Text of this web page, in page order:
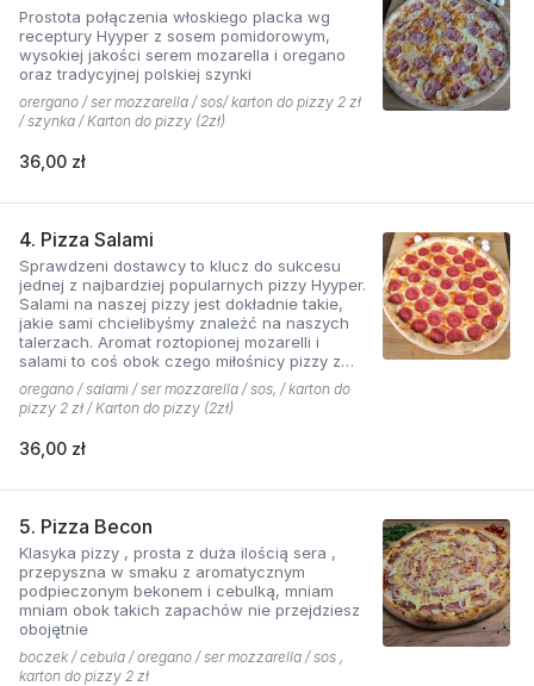
Prostota połączenia włoskiego placka wg
receptury Hyyper z sosem pomidorowym,
wysokiej jakości serem mozarella i oregano
oraz tradycyjnej polskiej szynki
orergano / ser mozzarella / sos/ karton do pizzy 2 zł
/ szynka / Karton do pizzy (2zł)
36,00 zł
4. Pizza Salami
Sprawdzeni dostawcy to klucz do sukcesu
jednej z najbardziej popularnych pizzy Hyyper.
Salami na naszej pizzy jest dokładnie takie,
jakie sami chcielibyśmy znaleźć na naszych
talerzach. Aromat roztopionej mozarelli i
salami to coś obok czego miłośnicy pizzy z
mięsem nie przejdą obojętnie!
oregano / salami / ser mozzarella / sos, / karton do
pizzy 2 zł / Karton do pizzy (2zł)
36,00 zł
5. Pizza Becon
Klasyka pizzy , prosta z duża ilością sera ,
przepyszna w smaku z aromatycznym
podpieczonym bekonem i cebulką, mniam
mniam obok takich zapachów nie przejdziesz
obojętnie
boczek / cebula / oregano / ser mozzarella / sos ,
karton do pizzy 2 zł